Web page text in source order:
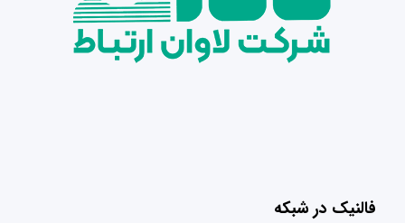
فالنیک در شبکه